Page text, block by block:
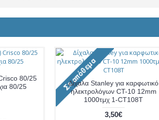
80/25
80/25
Δίχαλα Stanley για καρφωτικό
ηλεκτρολόγων CT-10 12mm
1000τμχ 1-CT108T
3,50€